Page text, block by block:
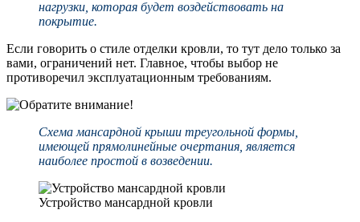
нагрузки, которая будет воздействовать на
покрытие.
Если говорить о стиле отделки кровли, то тут дело только за
вами, ограничений нет. Главное, чтобы выбор не
противоречил эксплуатационным требованиям.
Схема мансардной крыши треугольной формы,
имеющей прямолинейные очертания, является
наиболее простой в возведении.
Устройство мансардной кровли